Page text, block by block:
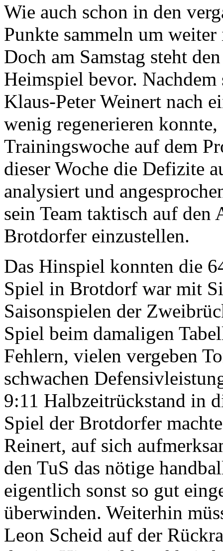
Wie auch schon in den
Punkte sammeln um
Doch am Samstag steht
Heimspiel bevor.
Klaus-Peter Weinert nach
wenig regenerieren
Trainingswoche auf dem
dieser Woche die Defizite
analysiert und
sein Team taktisch auf
Brotdorfer einzustellen.
Das Hinspiel konnten die
Spiel in Brotdorf war mit
Saisonspielen der
Spiel beim damaligen
Fehlern, vielen vergeben
schwachen
9:11 Halbzeitrückstand in
Spiel der Brotdorfer
Reinert, auf sich
den TuS das nötige
eigentlich sonst so gut
überwinden. Weiterhin
Leon Scheid auf der